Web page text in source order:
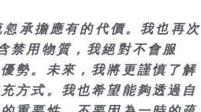
承擔應有的代價。我也再次
用物質，我絕對不會服
勢。未來，我將更謹慎了解
方式。我也希望能夠透過自